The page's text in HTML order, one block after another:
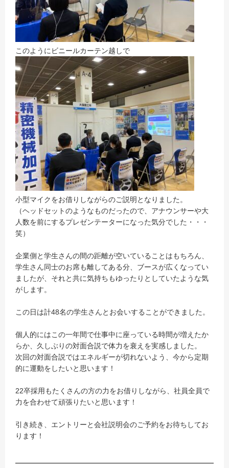
このようにビニールカーテン越しで
小型マイクをお借りしながらのご説明となりました。
（ヘッドセットのようなものだったので、アナウンサーや大
人数を前にするプレゼンテーターになった気分でした・・・
笑）
企業側と学生さんの間の距離が空いていることはもちろん、
学生さん同士のお席も離してある分、ブースが広くなってい
ましたが、それと共に気持ちもゆったりとしていたような気
がします。
この日は計48名の学生さんとお会いすることができました。
個人的にはこの一年間で仕事中に座っている時間が増えたか
らか、久しぶりの対面合説で体力を衰えを実感しました。
次回の対面合説ではエネルギーが切れないよう、今から定期
的に運動をしたいと思います！
22卒採用もたくさんの方の力をお借りしながら、社員全員で
力を合わせて頑張りたいと思います！
引き続き、エントリーと会社説明会のご予約をお待ちしてお
ります！